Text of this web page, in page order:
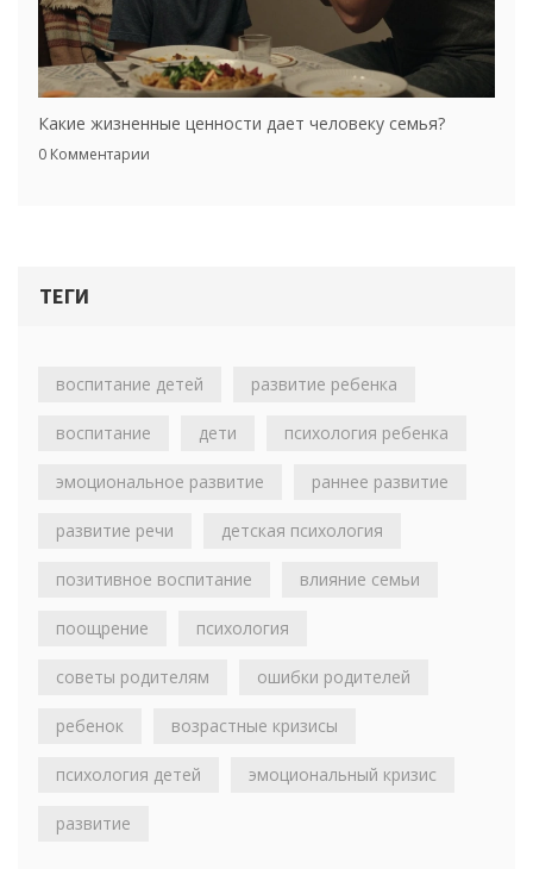
Какие жизненные ценности дает человеку семья?
0 Комментарии
ТЕГИ
воспитание детей развитие ребенка
воспитание дети психология ребенка
эмоциональное развитие раннее развитие
развитие речи детская психология
позитивное воспитание влияние семьи
поощрение психология
советы родителям ошибки родителей
ребенок возрастные кризисы
психология детей эмоциональный кризис
развитие